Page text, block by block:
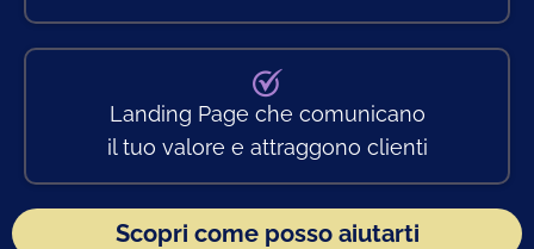
Landing Page che comunicano
il tuo valore e attraggono clienti
Scopri come posso aiutarti